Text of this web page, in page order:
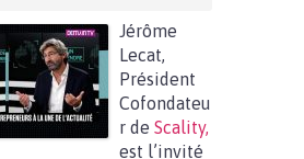
Jérôme
Lecat,
Président
Cofondateu
r de Scality,
est l’invité